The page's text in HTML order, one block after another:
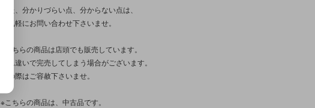
また、分かりづらい点、分からない点は、
お気軽にお問い合わせ下さいませ。
※こちらの商品は店頭でも販売しています。
入れ違いで完売してしまう場合がございます。
その際はご容赦下さいませ。
※こちらの商品は、中古品です。